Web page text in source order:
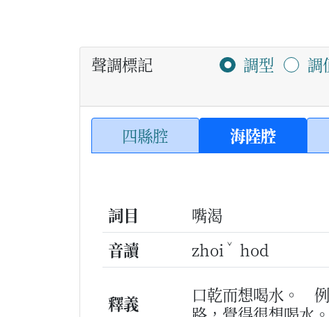
聲調標記 調型 調
四縣腔 海陸腔
詞目
嘴渴
音讀
zhoi ˇ hod
釋義 口乾而想喝水。